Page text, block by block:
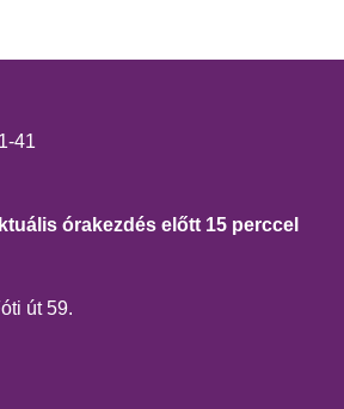
41
órakezdés előtt 15 perccel
út 59.